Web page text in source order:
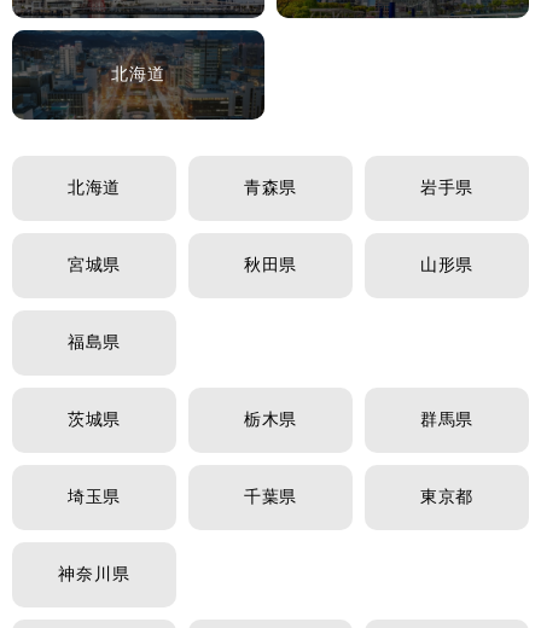
北海道
北海道 青森県 岩手県
宮城県 秋田県 山形県
福島県
茨城県 栃木県 群馬県
埼玉県 千葉県 東京都
神奈川県